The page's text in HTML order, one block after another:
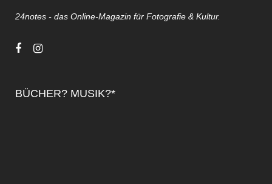
24notes - das Online-Magazin für Fotografie & Kultur.
BÜCHER? MUSIK?*